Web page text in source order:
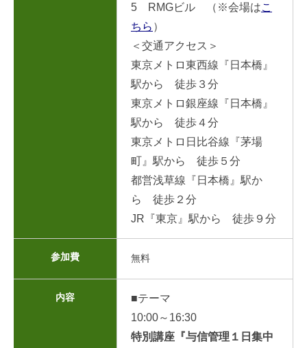
5 RMGビル （※会場はこ
ちら ）
＜交通アクセス＞
東京メトロ東西線『日本橋』
駅から 徒歩３分
東京メトロ銀座線『日本橋』
駅から 徒歩４分
東京メトロ日比谷線『茅場
町』駅から 徒歩５分
都営浅草線『日本橋』駅か
ら 徒歩２分
JR『東京』駅から 徒歩９分
参加費 無料
内容
■テーマ
10:00～16:30
特別講座『与信管理１日集中